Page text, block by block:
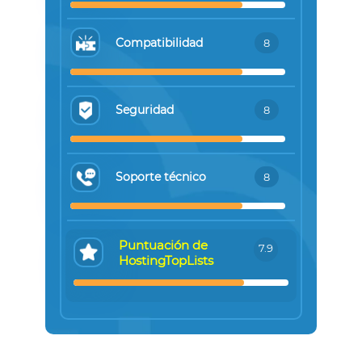
Compatibilidad 8
Seguridad 8
Soporte técnico 8
Puntuación de
HostingTopLists
7.9